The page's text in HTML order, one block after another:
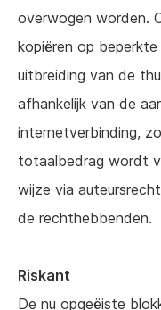
overwogen worden.
kopiëren op beperkte
uitbreiding van de
afhankelijk van de
internetverbinding,
totaalbedrag wordt
wijze via
de rechthebbenden.
Riskant
De nu opgeëiste